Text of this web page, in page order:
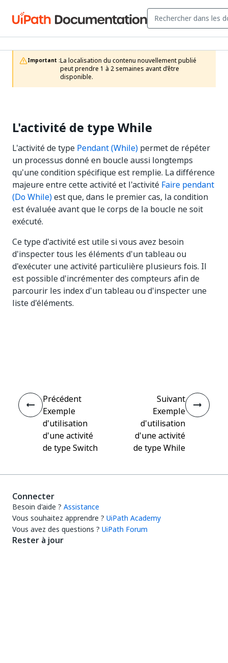
Important :La localisation du contenu nouvellement publié
peut prendre 1 à 2 semaines avant d’être
disponible.
L'activité de type While
L'activité de type Pendant (While) permet de répéter
un processus donné en boucle aussi longtemps
qu'une condition spécifique est remplie. La différence
majeure entre cette activité et l'activité Faire pendant
(Do While)est que, dans le premier cas, la condition
est évaluée avant que le corps de la boucle ne soit
exécuté.
Ce type d'activité est utile si vous avez besoin
d'inspecter tous les éléments d'un tableau ou
d'exécuter une activité particulière plusieurs fois. Il
est possible d'incrémenter des compteurs afin de
parcourir les index d'un tableau ou d'inspecter une
liste d'éléments.
Précédent
Exemple
d'utilisation
d'une activité
de type Switch
Suivant
Exemple
d'utilisation
d'une activité
de type While
Connecter
Besoin d'aide ? Assistance
Vous souhaitez apprendre ? UiPath Academy
Vous avez des questions ? UiPath Forum
Rester à jour